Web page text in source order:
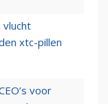
vlucht
xtc-pillen
voor